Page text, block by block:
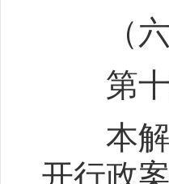
（六
第十
本解
开行政